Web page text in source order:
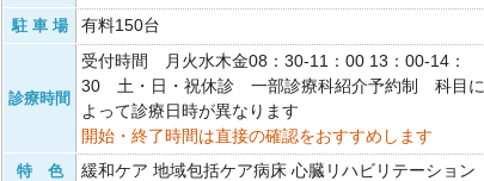
駐 車 場 有料150台
診療時間
受付時間 月火水木金08：30-11：00 13：00-14：
30 土・日・祝休診 一部診療科紹介予約制 科目に
よって診療日時が異なります
開始・終了時間は直接の確認をおすすめします
特 色 緩和ケア 地域包括ケア病床 心臓リハビリテーション